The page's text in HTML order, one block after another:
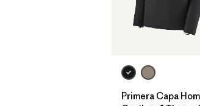
Primera Capa